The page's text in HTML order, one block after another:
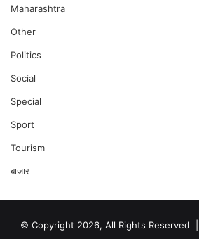
Maharashtra
Other
Politics
Social
Special
Sport
Tourism
बाजार
© Copyright 2026, All Rights Reserved |